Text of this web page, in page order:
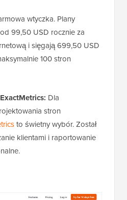
wtyczka. Plany
99,50 USD rocznie za
i sięgają 699,50 USD
100 stron
Dla
stron
to świetny wybór. Został
klientami i raportowanie